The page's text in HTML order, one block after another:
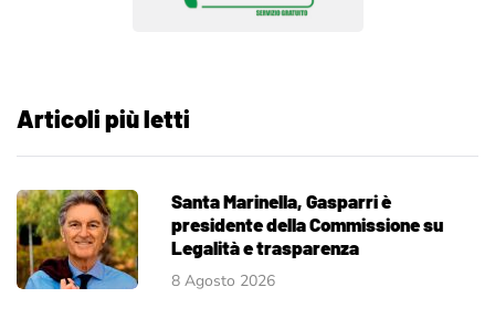
Articoli più letti
Santa Marinella, Gasparri è
presidente della Commissione su
Legalità e trasparenza
8 Agosto 2026